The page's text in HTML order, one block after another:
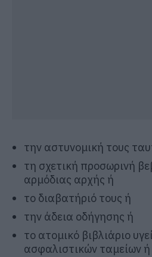
την αστυνομική τους
τη σχετική προσωρινή
αρμόδιας αρχής ή
το διαβατήριό τους ή
την άδεια οδήγησης ή
το ατομικό βιβλιάριο
ασφαλιστικών ταμείων ή